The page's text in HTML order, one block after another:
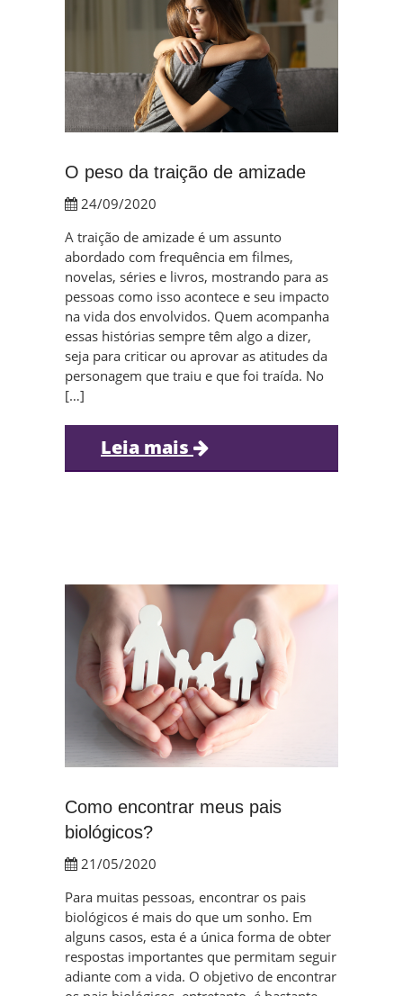
O peso da traição de amizade
24/09/2020
A traição de amizade é um assunto
abordado com frequência em filmes,
novelas, séries e livros, mostrando para as
pessoas como isso acontece e seu impacto
na vida dos envolvidos. Quem acompanha
essas histórias sempre têm algo a dizer,
seja para criticar ou aprovar as atitudes da
personagem que traiu e que foi traída. No
[…]
Leia mais
Como encontrar meus pais
biológicos?
21/05/2020
Para muitas pessoas, encontrar os pais
biológicos é mais do que um sonho. Em
alguns casos, esta é a única forma de obter
respostas importantes que permitam seguir
adiante com a vida. O objetivo de encontrar